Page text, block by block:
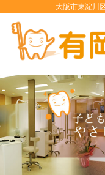
大阪市東淀川